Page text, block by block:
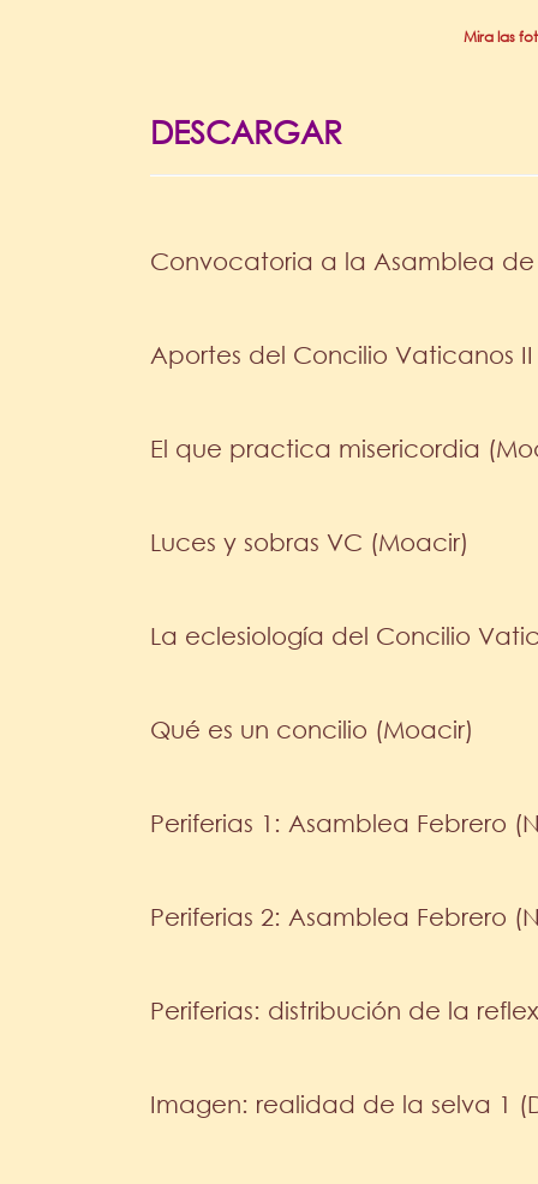
Mira las
DESCARGAR
Convocatoria a la Asamblea de
Aportes del Concilio Vaticanos
El que practica misericordia
Luces y sobras VC (Moacir)
La eclesiología del Concilio
Qué es un concilio (Moacir)
Periferias 1: Asamblea Febrero
Periferias 2: Asamblea Febrero
Periferias: distribución de la
Imagen: realidad de la selva 1